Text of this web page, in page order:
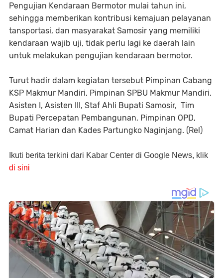
Pengujian Kendaraan Bermotor mulai tahun ini,
sehingga memberikan kontribusi kemajuan pelayanan
tansportasi, dan masyarakat Samosir yang memiliki
kendaraan wajib uji, tidak perlu lagi ke daerah lain
untuk melakukan pengujian kendaraan bermotor.
Turut hadir dalam kegiatan tersebut Pimpinan Cabang
KSP Makmur Mandiri, Pimpinan SPBU Makmur Mandiri,
Asisten I, Asisten III, Staf Ahli Bupati Samosir, Tim
Bupati Percepatan Pembangunan, Pimpinan OPD,
Camat Harian dan Kades Partungko Naginjang. (Rel)
Ikuti berita terkini dari Kabar Center di Google News, klik
di sini